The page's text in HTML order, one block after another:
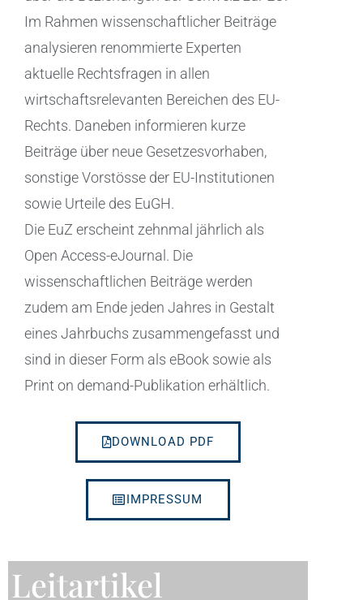
Im Rahmen wissenschaftlicher Beiträge
analysieren renommierte Experten
aktuelle Rechtsfragen in allen
wirtschaftsrelevanten Bereichen des EU-
Rechts. Daneben informieren kurze
Beiträge über neue Gesetzesvorhaben,
sonstige Vorstösse der EU-Institutionen
sowie Urteile des EuGH.
Die EuZ erscheint zehnmal jährlich als
Open Access-eJournal. Die
wissenschaftlichen Beiträge werden
zudem am Ende jeden Jahres in Gestalt
eines Jahrbuchs zusammengefasst und
sind in dieser Form als eBook sowie als
Print on demand-Publikation erhältlich.
DOWNLOAD PDF
IMPRESSUM
Leitartikel